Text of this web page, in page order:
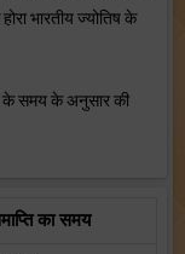
भारतीय ज्योतिष के
के समय के अनुसार की
का समय